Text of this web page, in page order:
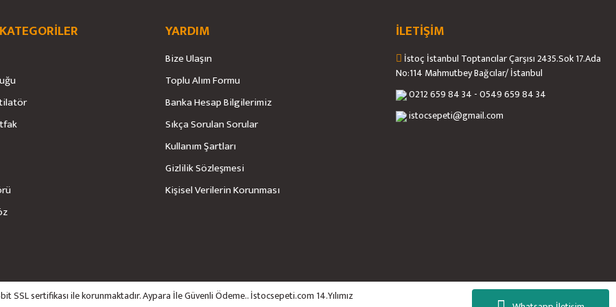
Gönder
YARDIM
Bize Ulaşın
Toplu Alım Formu
Banka Hesap Bilgilerimiz
Sıkça Sorulan Sorular
Kullanım Şartları
Gizlilik Sözleşmesi
Kişisel Verilerin Korunması
İLETİŞİM
İstoç İstanbul Toptancılar Çarşısı 2435.Sok 17.Ada
No:114 Mahmutbey Bağcılar/ İstanbul
0212 659 84 34 - 0549 659 84 34
istocsepeti@gmail.com
sertifikası ile korunmaktadır. Aypara İle Güvenli Ödeme.. İstocsepeti.com 14.Yılımız